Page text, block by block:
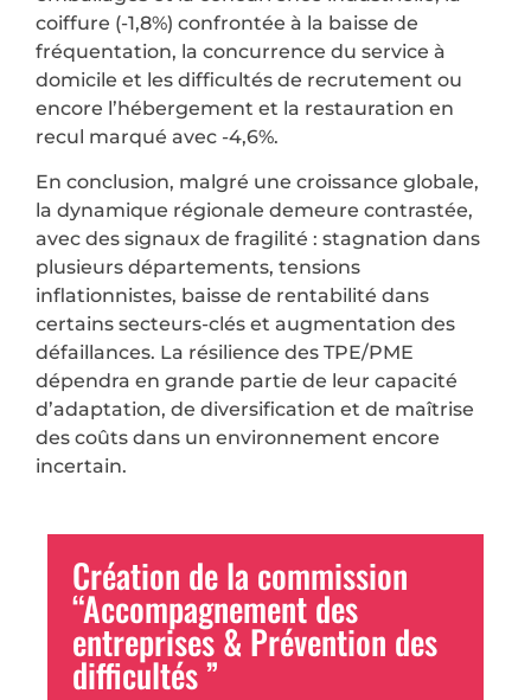
coiffure (-1,8%) confrontée à la baisse de
fréquentation, la concurrence du service à
domicile et les difficultés de recrutement ou
encore l’hébergement et la restauration en
recul marqué avec -4,6%.
En conclusion, malgré une croissance globale,
la dynamique régionale demeure contrastée,
avec des signaux de fragilité : stagnation dans
plusieurs départements, tensions
inflationnistes, baisse de rentabilité dans
certains secteurs-clés et augmentation des
défaillances. La résilience des TPE/PME
dépendra en grande partie de leur capacité
d’adaptation, de diversification et de maîtrise
des coûts dans un environnement encore
incertain.
Création de la commission
“Accompagnement des
entreprises & Prévention des
difficultés ”